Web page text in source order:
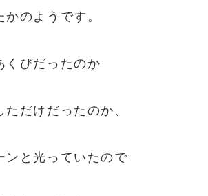
のようです。
くびだったのか
だけだったのか、
ンと光っていたので